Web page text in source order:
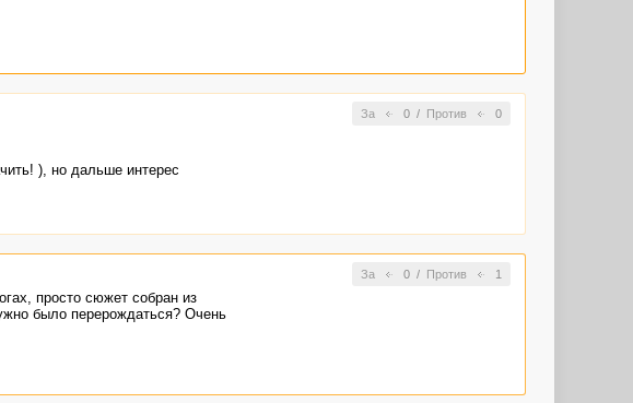
За 0/ Против 0
), но дальше интерес
За 0/ Против 1
просто сюжет собран из
было перерождаться? Очень